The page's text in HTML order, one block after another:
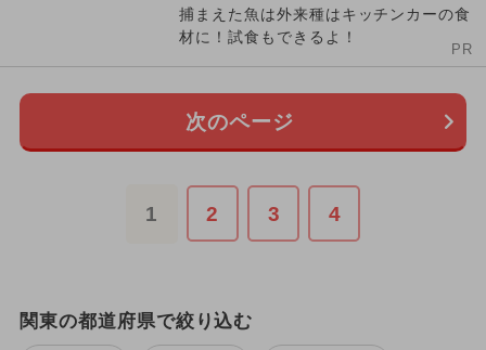
捕まえた魚は外来種はキッチンカーの食
材に！試食もできるよ！
PR
次のページ
1 2 3 4
関東の都道府県で絞り込む